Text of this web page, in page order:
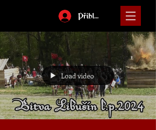
Přihlásit
Load video